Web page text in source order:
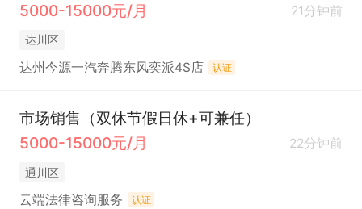
5000-15000元/月
21分钟前
达川区
达州今源一汽奔腾东风奕派4S店 认证
市场销售（双休节假日休+可兼任）
5000-15000元/月
22分钟前
通川区
云端法律咨询服务 认证